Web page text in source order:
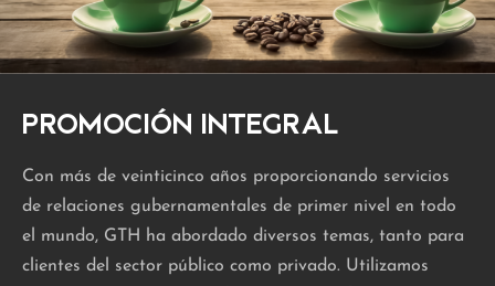
PROMOCIÓN INTEGRAL
Con más de veinticinco años proporcionando servicios
de relaciones gubernamentales de primer nivel en todo
el mundo, GTH ha abordado diversos temas, tanto para
clientes del sector público como privado. Utilizamos